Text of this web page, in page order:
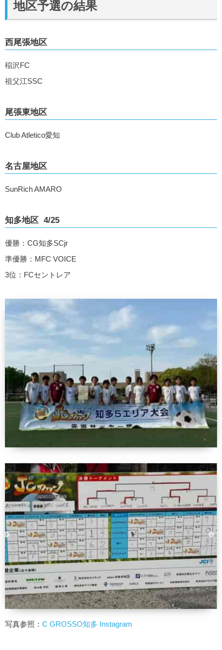
地区予選の結果
西尾張地区
稲沢FC
祖父江SSC
尾張東地区
Club Atletico愛知
名古屋地区
SunRich AMARO
知多地区 4/25
優勝：CG知多SCjr
準優勝：MFC VOICE
3位：FCセントレア
写真参照： C GROSSO知多 Instagram